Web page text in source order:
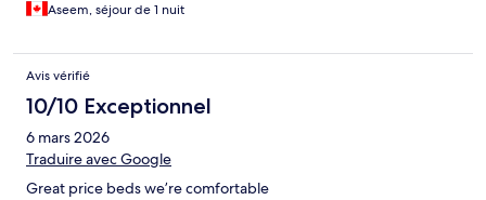
Aseem, séjour de 1 nuit
Avis vérifié
10/10 Exceptionnel
6 mars 2026
Traduire avec Google
Great price beds we’re comfortable